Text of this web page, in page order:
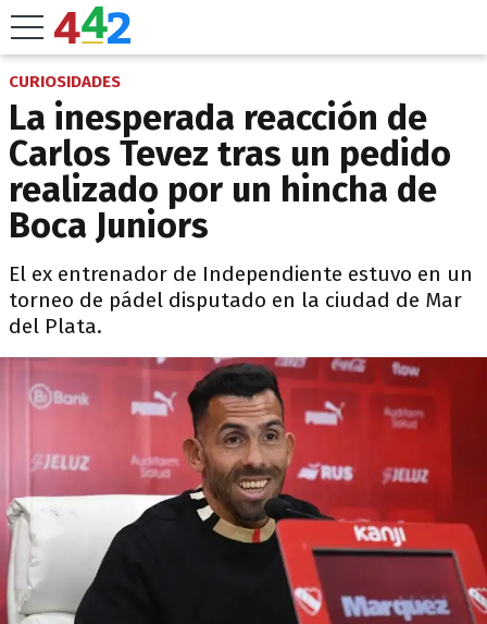
CURIOSIDADES
La inesperada reacción de
Carlos Tevez tras un pedido
realizado por un hincha de
Boca Juniors
El ex entrenador de Independiente estuvo en un
torneo de pádel disputado en la ciudad de Mar
del Plata.